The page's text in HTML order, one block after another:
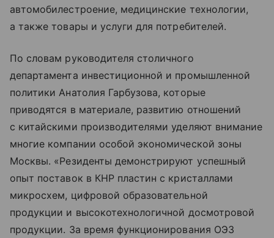
автомобилестроение, медицинские технологии,
а также товары и услуги для потребителей.
По словам руководителя столичного
департамента инвестиционной и промышленной
политики Анатолия Гарбузова, которые
приводятся в материале, развитию отношений
с китайскими производителями уделяют внимание
многие компании особой экономической зоны
Москвы. «Резиденты демонстрируют успешный
опыт поставок в КНР пластин с кристаллами
микросхем, цифровой образовательной
продукции и высокотехнологичной досмотровой
продукции. За время функционирования ОЭЗ